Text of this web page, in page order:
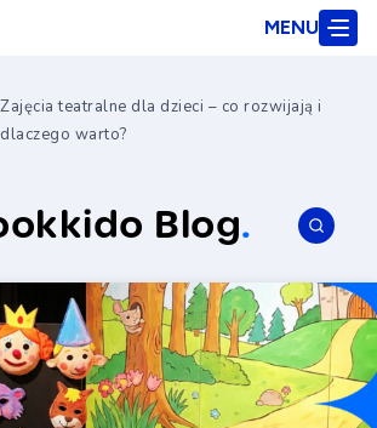
MENU
Zajęcia teatralne dla dzieci – co rozwijają i
dlaczego warto?
Blog.